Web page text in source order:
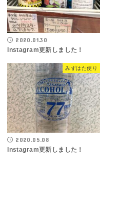
2020.01.30
Instagram更新しました！
みずはた便り
2020.05.08
Instagram更新しました！